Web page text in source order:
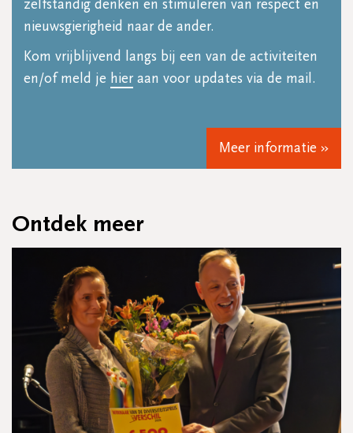
Meer informatie »
zelfstandig denken en stimuleren van respect en
nieuwsgierigheid naar de ander.
Kom vrijblijvend langs bij een van de activiteiten
en/of meld je hier aan voor updates via de mail.
Ontdek meer